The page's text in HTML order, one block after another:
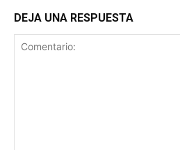
DEJA UNA RESPUESTA